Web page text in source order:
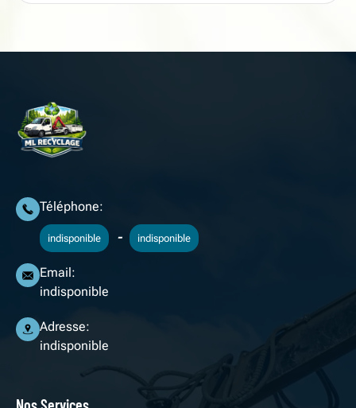
Téléphone:
indisponible - indisponible
Email:
indisponible
Adresse:
indisponible